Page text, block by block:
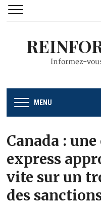
Informez-
MENU
Canada :
express
vite sur un
des